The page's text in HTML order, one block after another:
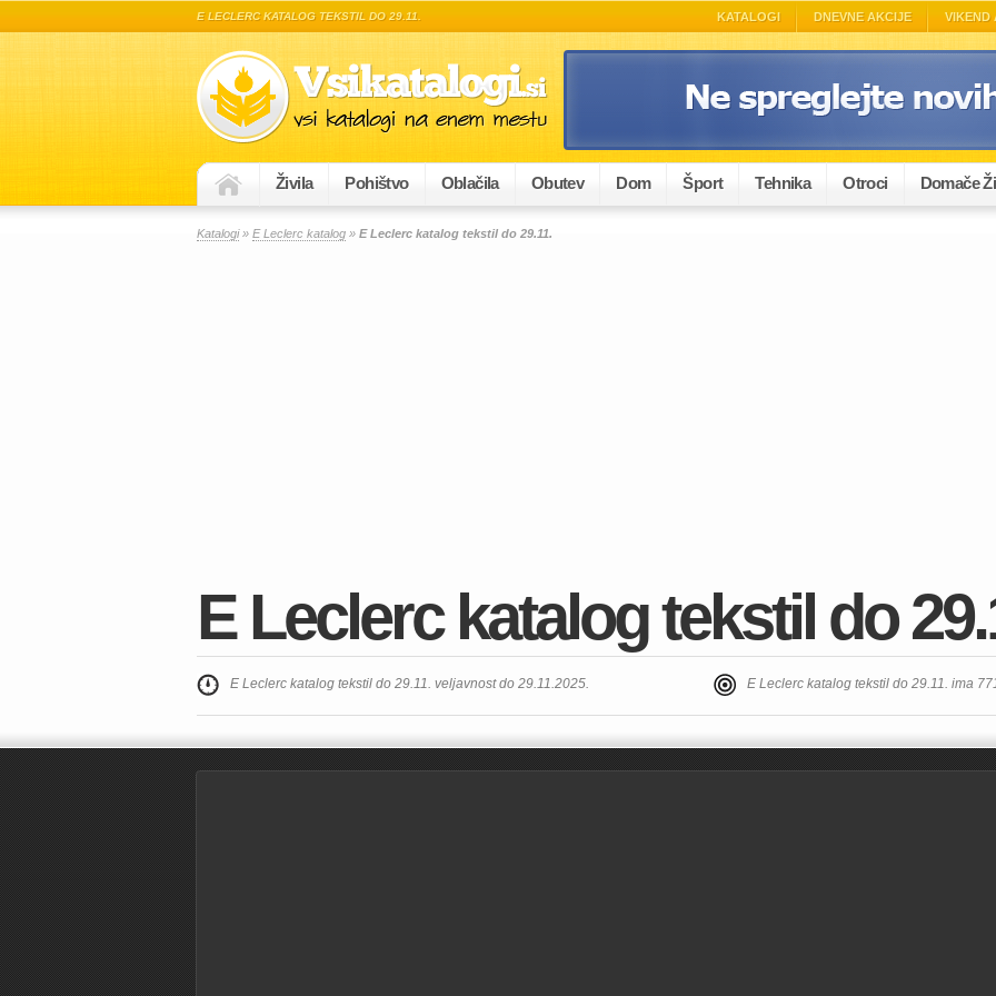
E LECLERC KATALOG TEKSTIL DO 29.11. KATALOGI DNEVNE AKCIJE VIKEND
Živila Pohištvo Oblačila Obutev Dom Šport Tehnika Otroci Domače
Katalogi» E Leclerc katalog » E Leclerc katalog tekstil do 29.11.
E Leclerc katalog tekstil do
E Leclerc katalog tekstil do 29.11. veljavnost do 29.11.2025. E Leclerc katalog tekstil do 29.11. ima